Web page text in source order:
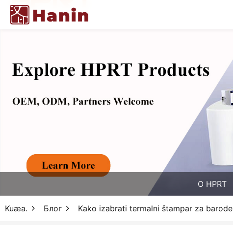
O HPRT
Kuæa. Блог Kako izabrati termalni štampar za barode